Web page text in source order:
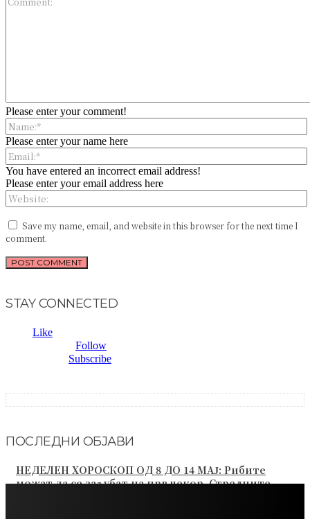
Please enter your comment!
Please enter your name here
You have entered an incorrect email address!
Please enter your email address here
Save my name, email, and website in this browser for the next time I
comment.
STAY CONNECTED
Like
Follow
Subscribe
ПОСЛЕДНИ ОБЈАВИ
НЕДЕЛЕН ХОРОСКОП ОД 8 ДО 14 МАЈ: Рибите
можат да се заљубат на прв чекор, Стрелците